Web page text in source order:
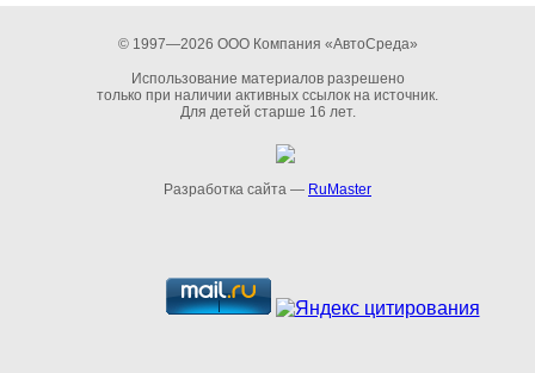
© 1997—2026 ООО Компания «АвтоСреда»
Использование материалов разрешено
только при наличии активных ссылок на источник.
Для детей старше 16 лет.
Разработка сайта — RuMaster